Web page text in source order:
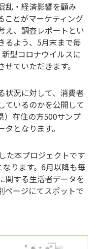
乱・経済影響を顧み
ことがマーケティング
え、調査レポートとい
るよう、5月末まで毎
型コロナウイルスに
ていただきます。
状況に対して、消費者
ているのかを公開して
）在住の方500サンプ
タとなります。
た本プロジェクトです
ります。6月以降も毎
関する生活者データを
ページにてスポットで